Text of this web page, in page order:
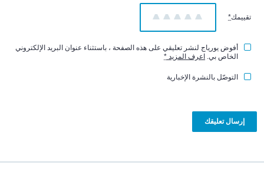
تقييمك*
5 4 3 2 1
أفوض يورياج لنشر تعليقي على هذه الصفحة ، باستثناء عنوان البريد الإلكتروني
الخاص بي. اعرف المزيد *
التوصّل بالنشرة الإخبارية